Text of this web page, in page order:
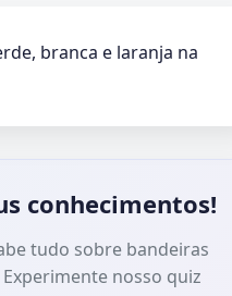
branca e laranja na
conhecimentos!
tudo sobre bandeiras
Experimente nosso quiz